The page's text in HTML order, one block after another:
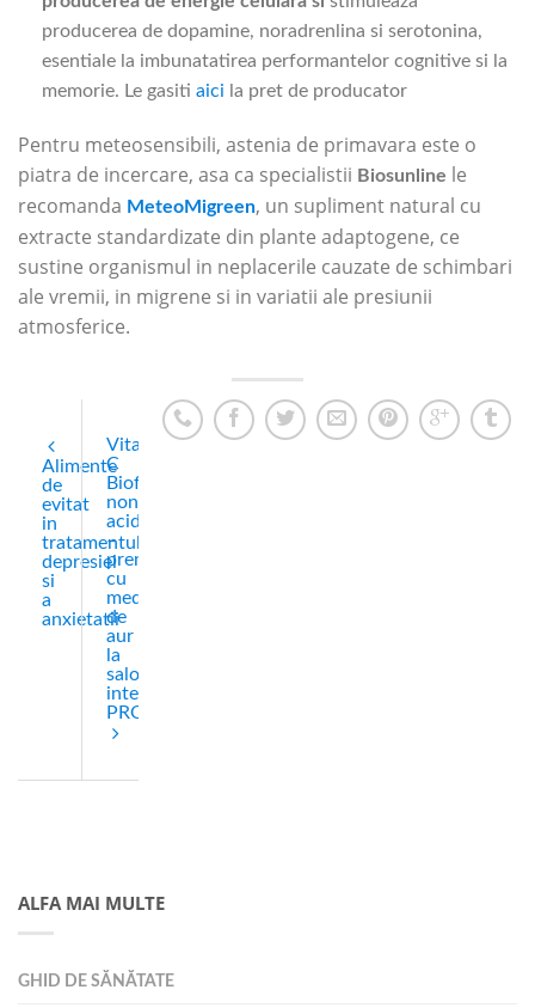
producerea de dopamine, noradrenlina si serotonina,
esentiale la imbunatatirea performantelor cognitive si la
memorie. Le gasiti aici la pret de producator
Pentru meteosensibili, astenia de primavara este o
piatra de incercare, asa ca specialistii Biosunline le
recomanda MeteoMigreen, un supliment natural cu
extracte standardizate din plante adaptogene, ce
sustine organismul in neplacerile cauzate de schimbari
ale vremii, in migrene si in variatii ale presiunii
atmosferice.
Alimente
de
evitat
in
tratamentul
depresiei
si
a
anxietatii
Vitamina
C
Bioflavo
non
acida
–
premiata
cu
medalia
de
aur
la
salonul
international
PROINVENT
ALFA MAI MULTE
GHID DE SĂNĂTATE